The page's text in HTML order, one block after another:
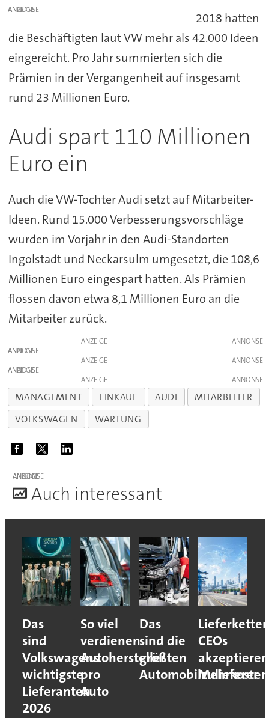
ANZEIGE
2018 hatten
die Beschäftigten laut VW mehr als 42.000 Ideen
eingereicht. Pro Jahr summierten sich die
Prämien in der Vergangenheit auf insgesamt
rund 23 Millionen Euro.
Audi spart 110 Millionen
Euro ein
Auch die VW-Tochter Audi setzt auf Mitarbeiter-
Ideen. Rund 15.000 Verbesserungsvorschläge
wurden im Vorjahr in den Audi-Standorten
Ingolstadt und Neckarsulm umgesetzt, die 108,6
Millionen Euro eingespart hatten. Als Prämien
flossen davon etwa 8,1 Millionen Euro an die
Mitarbeiter zurück.
ANZEIGE
ANZEIGE
ANZEIGE
ANZEIGE
ANZEIGE
MANAGEMENT EINKAUF AUDI
MITARBEITER
VOLKSWAGEN
WARTUNG
ANZEIGE
Auch interessant
Das
sind
Volkswagens
wichtigste
Lieferanten
2026
So viel
verdienen
Autohersteller
pro
Auto
Das
sind die
größten
Automobilzulieferer
CEOs
akzeptieren
Mehrkosten